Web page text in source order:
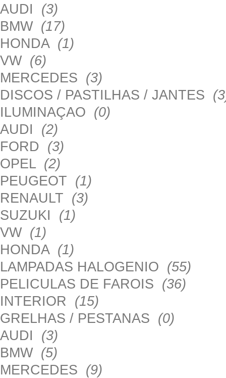
AUDI (3)
BMW (17)
HONDA (1)
VW (6)
MERCEDES (3)
DISCOS / PASTILHAS / JANTES
ILUMINAÇAO (0)
AUDI (2)
FORD (3)
OPEL (2)
PEUGEOT (1)
RENAULT (3)
SUZUKI (1)
VW (1)
HONDA (1)
LAMPADAS HALOGENIO (55)
PELICULAS DE FAROIS (36)
INTERIOR (15)
GRELHAS / PESTANAS (0)
AUDI (3)
BMW (5)
MERCEDES (9)